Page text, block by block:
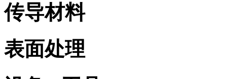
传导材料
表面处理